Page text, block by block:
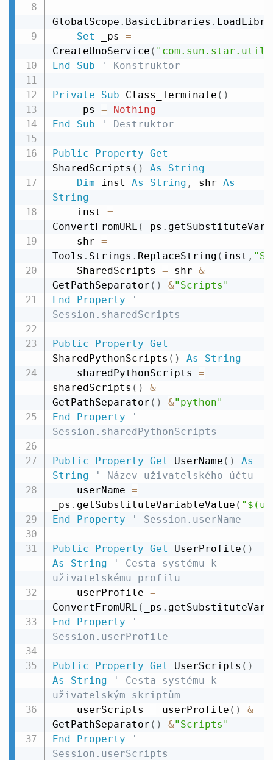
GlobalScope . BasicLibraries .
Set _ps =
CreateUnoService (
End
Sub ' Konstruktor
Private Sub Class_Terminate ( )
    _ps
=
Nothing
End
Sub ' Destruktor
Public Property Get
SharedScripts ( ) As
String
Dim inst As String , shr As
String
    inst
=
ConvertFromURL ( _ps .
    shr
=
Tools . Strings . ReplaceString ( inst ,
    SharedScripts
= shr &
GetPathSeparator ( ) &"Scripts"
End
Property
'
Session.sharedScripts
Public Property Get
SharedPythonScripts ( ) As
String
    sharedPythonScripts
=
sharedScripts ( )
&
GetPathSeparator ( ) &"python"
End
Property
'
Session.sharedPythonScripts
Public Property Get UserName ( )
As
String
' Název uživatelského účtu
    userName
=
_ps . getSubstituteVariableValue (
End
Property ' Session.userName
Public Property Get UserProfile ( )
As
String
' Cesta systému k
uživatelskému profilu
    userProfile
=
ConvertFromURL ( _ps .
End
Property
'
Session.userProfile
Public Property Get UserScripts ( )
As
String
' Cesta systému k
uživatelským skriptům
    userScripts
= userProfile ( )
&
GetPathSeparator ( ) &"Scripts"
End
Property
'
Session.userScripts